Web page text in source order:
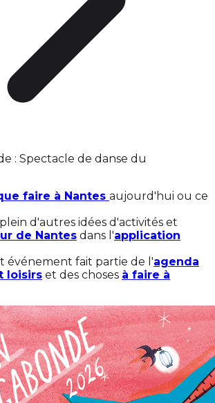
: Spectacle de danse du
faire à Nantes aujourd'hui ou ce
d'autres idées d'activités et
de Nantes dans l'application
événement fait partie de l'agenda
loisirs et des choses à faire à